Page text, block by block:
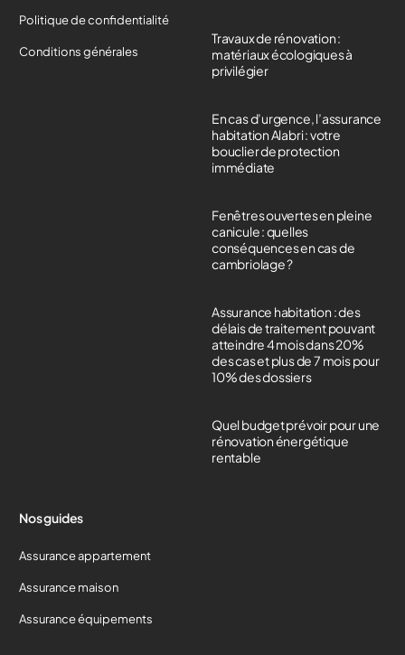
Politique de confidentialité
Conditions générales
Travaux de rénovation :
matériaux écologiques à
privilégier
En cas d’urgence, l’assurance
habitation Alabri : votre
bouclier de protection
immédiate
Fenêtres ouvertes en pleine
canicule : quelles
conséquences en cas de
cambriolage ?
Assurance habitation : des
délais de traitement pouvant
atteindre 4 mois dans 20%
des cas et plus de 7 mois pour
10% des dossiers
Quel budget prévoir pour une
rénovation énergétique
rentable
Nos guides
Assurance appartement
Assurance maison
Assurance équipements